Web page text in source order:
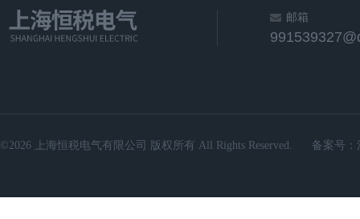
邮箱
©2026 上海恒税电气有限公司 版权所有 All Rights Reserved. 备案号：